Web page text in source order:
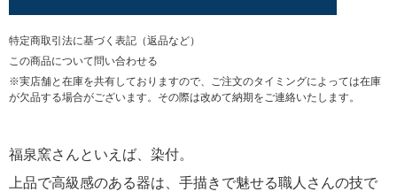
特定商取引法に基づく表記（返品など）
この商品について問い合わせる
※実店舗と在庫を共有しておりますので、ご注文のタイミングによっては在庫
が欠品する場合がございます。その際は改めて納期をご連絡いたします。
福泉窯さんといえば、染付。
上品で高級感のある器は、手描きで魅せる職人さんの技で